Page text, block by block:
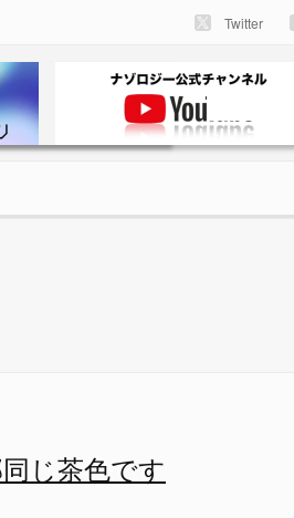
Twitter
じ茶色です